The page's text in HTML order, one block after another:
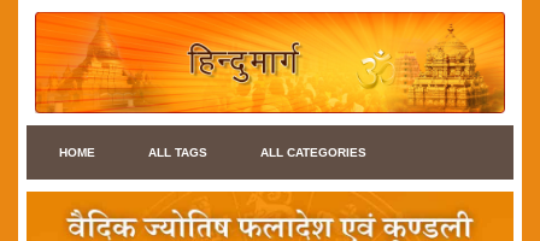
HOME ALL TAGS ALL CATEGORIES